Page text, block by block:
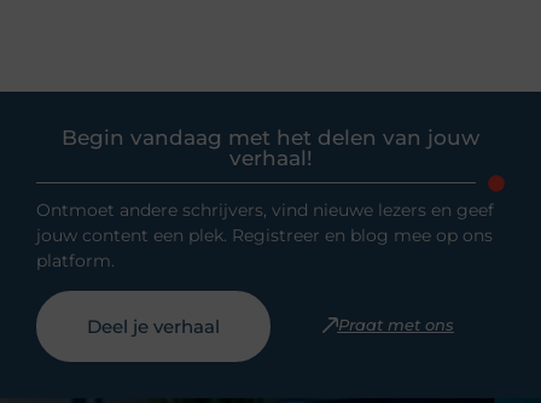
Begin vandaag met het delen van jouw
verhaal!
Ontmoet andere schrijvers, vind nieuwe lezers en geef
jouw content een plek. Registreer en blog mee op ons
platform.
Deel je verhaal Praat met ons